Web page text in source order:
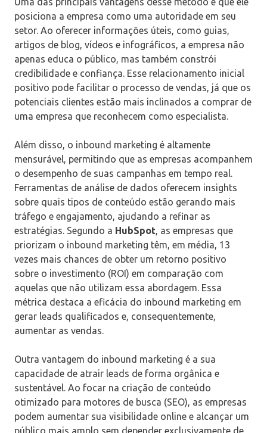
posiciona a empresa como uma autoridade em seu
setor. Ao oferecer informações úteis, como guias,
artigos de blog, vídeos e infográficos, a empresa não
apenas educa o público, mas também constrói
credibilidade e confiança. Esse relacionamento inicial
positivo pode facilitar o processo de vendas, já que os
potenciais clientes estão mais inclinados a comprar de
uma empresa que reconhecem como especialista.
Além disso, o inbound marketing é altamente
mensurável, permitindo que as empresas acompanhem
o desempenho de suas campanhas em tempo real.
Ferramentas de análise de dados oferecem insights
sobre quais tipos de conteúdo estão gerando mais
tráfego e engajamento, ajudando a refinar as
estratégias. Segundo a HubSpot, as empresas que
priorizam o inbound marketing têm, em média, 13
vezes mais chances de obter um retorno positivo
sobre o investimento (ROI) em comparação com
aquelas que não utilizam essa abordagem. Essa
métrica destaca a eficácia do inbound marketing em
gerar leads qualificados e, consequentemente,
aumentar as vendas.
Outra vantagem do inbound marketing é a sua
capacidade de atrair leads de forma orgânica e
sustentável. Ao focar na criação de conteúdo
otimizado para motores de busca (SEO), as empresas
podem aumentar sua visibilidade online e alcançar um
público mais amplo sem depender exclusivamente de